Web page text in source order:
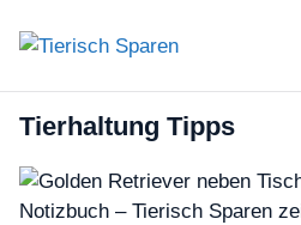
Inhalt
Tierhaltung Tipps